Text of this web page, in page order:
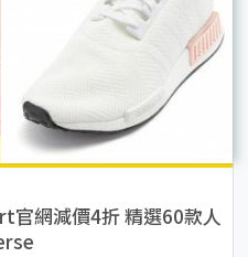
官網減價4折 精選60款人